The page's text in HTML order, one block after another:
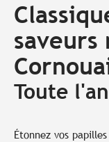
saveurs
Toute
Étonnez vos